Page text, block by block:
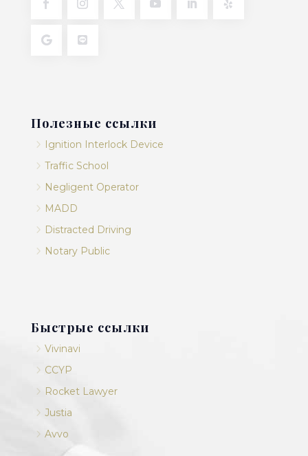
Полезные ссылки
5 Ignition Interlock Device
5 Traffic School
5 Negligent Operator
5 MADD
5 Distracted Driving
5 Notary Public
Быстрые ссылки
5 Vivinavi
5 CCYP
5 Rocket Lawyer
5 Justia
5 Avvo